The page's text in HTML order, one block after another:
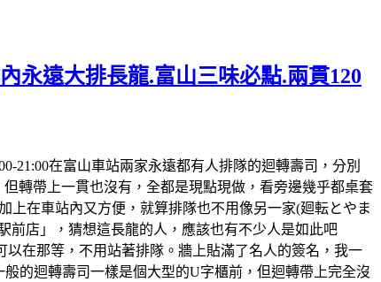
永遠大排長龍.富山三味必點.兩貫120
21:00在富山車站兩家永遠都有人排隊的迴轉壽司，分別
轉帶上一貫也沒有，全都是現點現做，看旁邊幾乎都桌套
上在車站內又方便，就算排隊也不用像另一家(廻転とやま
前店」，猜想這長龍的人，應該也有不少人是如此吧
在那等，不用站著排隊。牆上貼滿了名人的簽名，我一
般的迴轉壽司一樣是個大型的U字櫃前，但迴轉帶上完全沒